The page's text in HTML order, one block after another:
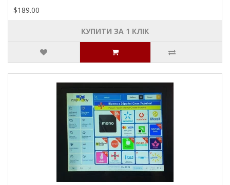
$189.00
КУПИТИ ЗА 1 КЛIК